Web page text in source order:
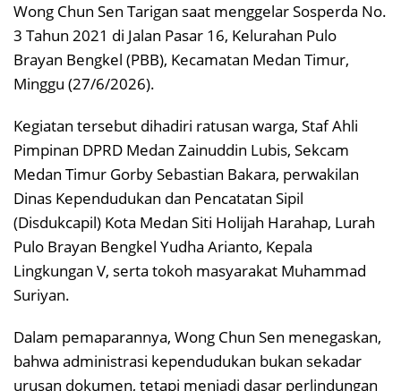
Wong Chun Sen Tarigan saat menggelar Sosperda No.
3 Tahun 2021 di Jalan Pasar 16, Kelurahan Pulo
Brayan Bengkel (PBB), Kecamatan Medan Timur,
Minggu (27/6/2026).
Kegiatan tersebut dihadiri ratusan warga, Staf Ahli
Pimpinan DPRD Medan Zainuddin Lubis, Sekcam
Medan Timur Gorby Sebastian Bakara, perwakilan
Dinas Kependudukan dan Pencatatan Sipil
(Disdukcapil) Kota Medan Siti Holijah Harahap, Lurah
Pulo Brayan Bengkel Yudha Arianto, Kepala
Lingkungan V, serta tokoh masyarakat Muhammad
Suriyan.
Dalam pemaparannya, Wong Chun Sen menegaskan,
bahwa administrasi kependudukan bukan sekadar
urusan dokumen, tetapi menjadi dasar perlindungan